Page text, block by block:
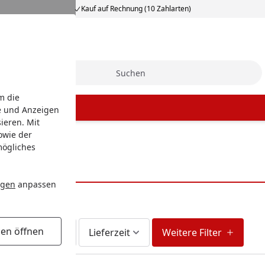
die
und Anzeigen
Mit
der
anpassen
öffnen
Kauf auf Rechnung (10 Zahlarten)
lieferbar Lieferzeit Weitere Filter